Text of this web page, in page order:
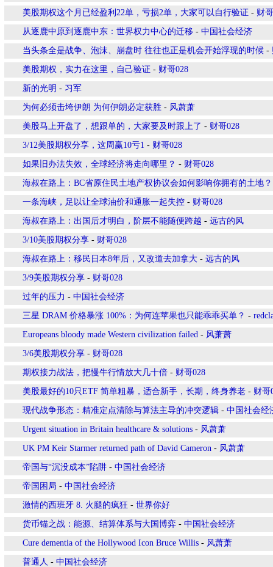
美股期权这个月已经盈利22单，亏损2单，大家可以自行验证 - 财
从逐鹿中原到逐鹿中东：世界权力中心的迁移 - 中国社会经济
当头条全是战争、泡沫、崩盘时 往往也正是机会开始浮现的时候 -
美股期权，实力在这里，自己验证 - 财哥028
新的光明 - 习军
为何必须击垮伊朗 为何伊朗必定获胜 - 风萧萧
美股马上开盘了，想跟单的，大家要及时跟上了 - 财哥028
3/12美股期权分享，这周赢10亏1 - 财哥028
如果旧办法失效，全球经济将走向哪里？ - 财哥028
海叔在路上：BC省原住民土地产权协议会如何影响你拥有的土地？
一条海峡，足以让全球油价和通胀一起失控 - 财哥028
海叔在路上：出国后才明白，阶层不能随便跨越 - 远古的风
3/10美股期权分享 - 财哥028
海叔在路上：移民日本8年后，又改道去加拿大 - 远古的风
3/9美股期权分享 - 财哥028
过年的压力 - 中国社会经济
三星 DRAM 价格暴涨 100%：为何连苹果也只能乖乖买单？ -
Europeans bloody made Western civilization failed - 风萧萧
3/6美股期权分享 - 财哥028
期权接力战法，把慢牛行情放大几十倍 - 财哥028
美股最好的10只ETF 简单粗暴，适合新手，长期，终身养老 - 财哥
现代战争形态：精准定点清除与算法主导的冲突逻辑 - 中国社会经
Urgent situation in Britain healthcare & solutions - 风萧萧
UK PM Keir Starmer returned path of David Cameron - 风萧萧
​帝国与“沉没成本”陷阱 - 中国社会经济
帝国困局 - 中国社会经济
激情的西班牙 8. 火腿的疯狂 - 世界你好
货币锚之战：能源、结算体系与大国博弈 - 中国社会经济
Cure dementia of the Hollywood Icon Bruce Willis - 风萧萧
普通人 - 中国社会经济